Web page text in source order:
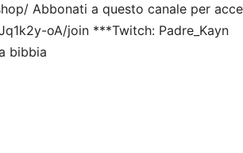
Abbonati a questo canale per
oA/join ***Twitch: Padre_Kayn
bibbia